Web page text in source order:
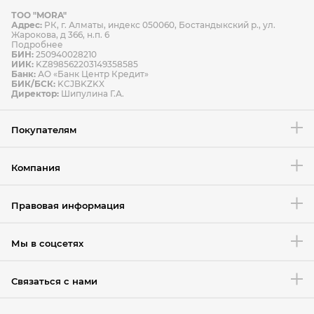
Способы оплаты Способы доставки
Условия возврата товара
ТОО "MORA"
Адрес: РК, г. Алматы, индекс 050060, Бостандыкский р., ул.
Жарокова, д 366, н.п. 6
Подробнее
БИН: 250940028210
ИИК: KZ898562203149358585
Банк: АО «Банк Центр Кредит»
БИК/БСК: KCJBKZKX
Директор: Шипулина Г.А.
Покупателям
Компания
Правовая информация
Мы в соцсетях
Связаться с нами